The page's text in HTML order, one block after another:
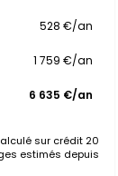
528 €/an
1 759 €/an
6 635 €/an
sur crédit 20
estimés depuis